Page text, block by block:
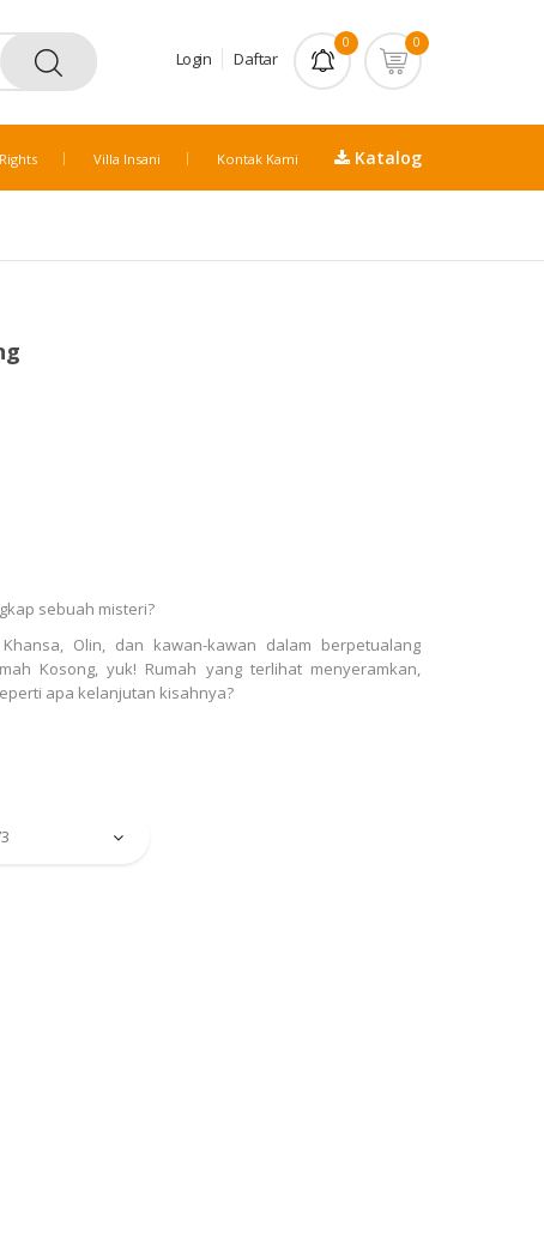
Login Daftar
0 0
Villa Insani Kontak Kami Katalog
sebuah misteri?
Olin, dan kawan-kawan dalam berpetualang
Kosong, yuk! Rumah yang terlihat menyeramkan,
apa kelanjutan kisahnya?